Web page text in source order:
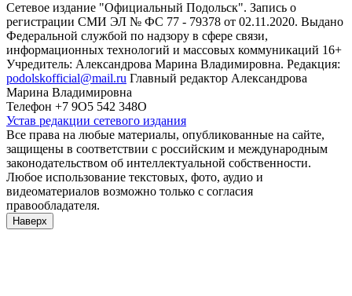
Сетевое издание "Официальный Подольск". Запись о
регистрации СМИ ЭЛ № ФС 77 - 79378 от 02.11.2020. Выдано
Федеральной службой по надзору в сфере связи,
информационных технологий и массовых коммуникаций 16+
Учредитель: Александрова Марина Владимировна. Редакция:
podolskofficial@mail.ru Главный редактор Александрова
Марина Владимировна
Телефон +7 9О5 542 348О
Устав редакции сетевого издания
Все права на любые материалы, опубликованные на сайте,
защищены в соответствии с российским и международным
законодательством об интеллектуальной собственности.
Любое использование текстовых, фото, аудио и
видеоматериалов возможно только с согласия
правообладателя.
Наверх